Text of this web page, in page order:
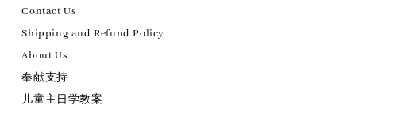
Contact Us
Shipping and Refund Policy
About Us
奉献支持
儿童主日学教案